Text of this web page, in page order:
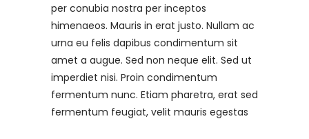
per conubia nostra per inceptos
himenaeos. Mauris in erat justo. Nullam ac
urna eu felis dapibus condimentum sit
amet a augue. Sed non neque elit. Sed ut
imperdiet nisi. Proin condimentum
fermentum nunc. Etiam pharetra, erat sed
fermentum feugiat, velit mauris egestas